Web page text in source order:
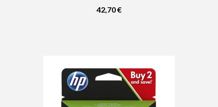
42,70 €